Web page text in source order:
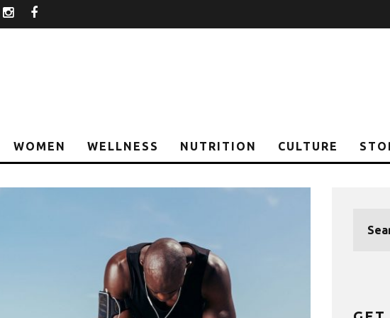
instagram
WOMEN WELLNESS NUTRITION CULTURE